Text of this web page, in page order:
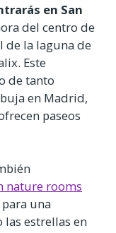
en San
del centro de
de la laguna de
Este
de tanto
en Madrid,
paseos
nature rooms
una
las estrellas en